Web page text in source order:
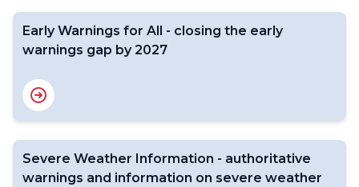
Early Warnings for All - closing the early
warnings gap by 2027
Severe Weather Information - authoritative
warnings and information on severe weather